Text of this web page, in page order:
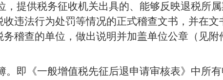
，提供税务征收机关出具的、能够反映退税所
违法行为处罚等情况的正式稽查文书，并在文
稽查的单位，做出说明并加盖单位公章（见附
即《一般增值税先征后退申请审核表》中所